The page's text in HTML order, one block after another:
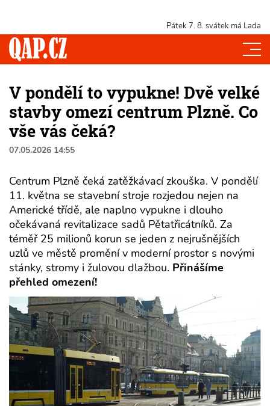
Pátek 7. 8. svátek má Lada
V pondělí to vypukne! Dvě velké
stavby omezí centrum Plzně. Co
vše vás čeká?
07.05.2026 14:55
Centrum Plzně čeká zatěžkávací zkouška. V pondělí
11. května se stavební stroje rozjedou nejen na
Americké třídě, ale naplno vypukne i dlouho
očekávaná revitalizace sadů Pětatřicátníků. Za
téměř 25 milionů korun se jeden z nejrušnějších
uzlů ve městě promění v moderní prostor s novými
stánky, stromy i žulovou dlažbou. Přinášíme
přehled omezení!